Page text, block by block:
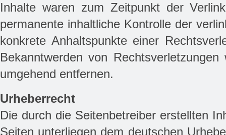
Inhalte waren zum Zeitpunkt der
permanente inhaltliche Kontrolle der
konkrete Anhaltspunkte einer
Bekanntwerden von
umgehend entfernen.
Urheberrecht
Die durch die Seitenbetreiber erstellten
Seiten unterliegen dem deutschen